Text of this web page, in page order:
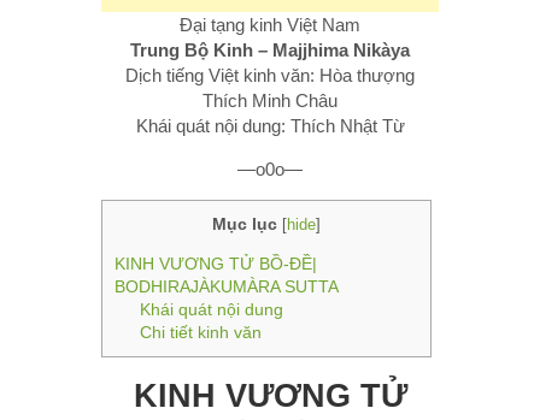
Đại tạng kinh Việt Nam
Trung Bộ Kinh – Majjhima Nikàya
Dịch tiếng Việt kinh văn: Hòa thượng
Thích Minh Châu
Khái quát nội dung: Thích Nhật Từ
—o0o—
Mục lục [hide]
KINH VƯƠNG TỬ BỒ-ĐỀ|
BODHIRAJÀKUMÀRA SUTTA
Khái quát nội dung
Chi tiết kinh văn
KINH VƯƠNG TỬ